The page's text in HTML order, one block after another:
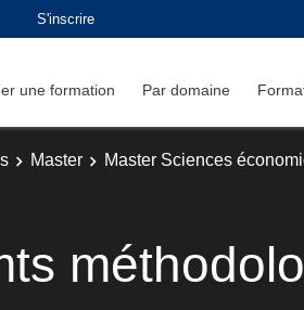
S'inscrire
une formation Par domaine
Master Master Sciences